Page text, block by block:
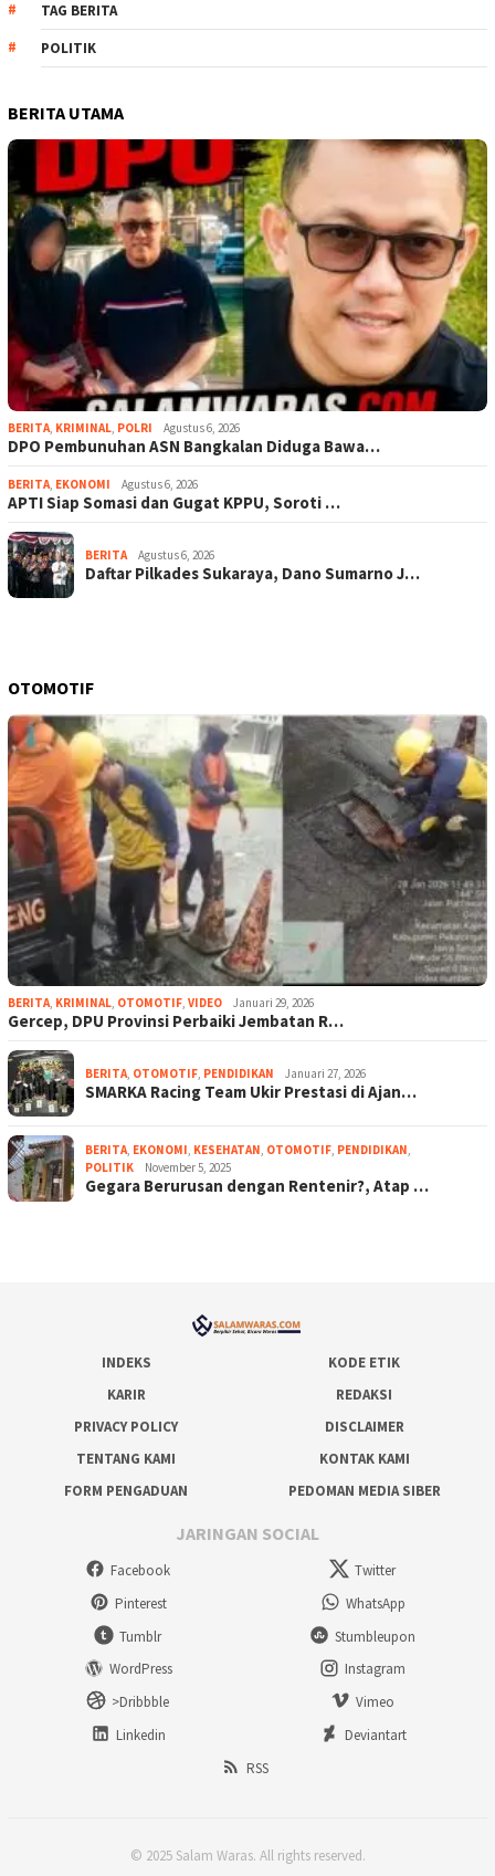
TAG BERITA
POLITIK
BERITA UTAMA
BERITA, KRIMINAL, POLRI Agustus 6, 2026
DPO Pembunuhan ASN Bangkalan Diduga Bawa…
BERITA, EKONOMI Agustus 6, 2026
APTI Siap Somasi dan Gugat KPPU, Soroti …
BERITA Agustus 6, 2026
Daftar Pilkades Sukaraya, Dano Sumarno J…
OTOMOTIF
BERITA, KRIMINAL, OTOMOTIF, VIDEO Januari 29, 2026
Gercep, DPU Provinsi Perbaiki Jembatan R…
BERITA, OTOMOTIF, PENDIDIKAN Januari 27, 2026
SMARKA Racing Team Ukir Prestasi di Ajan…
BERITA, EKONOMI, KESEHATAN, OTOMOTIF, PENDIDIKAN,
POLITIK
November 5, 2025
Gegara Berurusan dengan Rentenir?, Atap …
INDEKS
KODE ETIK
KARIR
REDAKSI
PRIVACY POLICY
DISCLAIMER
TENTANG KAMI
KONTAK KAMI
FORM PENGADUAN
PEDOMAN MEDIA SIBER
JARINGAN SOCIAL
Facebook
Twitter
Pinterest
WhatsApp
Tumblr
Stumbleupon
WordPress
Instagram
>Dribbble
Vimeo
Linkedin
Deviantart
RSS
© 2025 Salam Waras. All rights reserved.